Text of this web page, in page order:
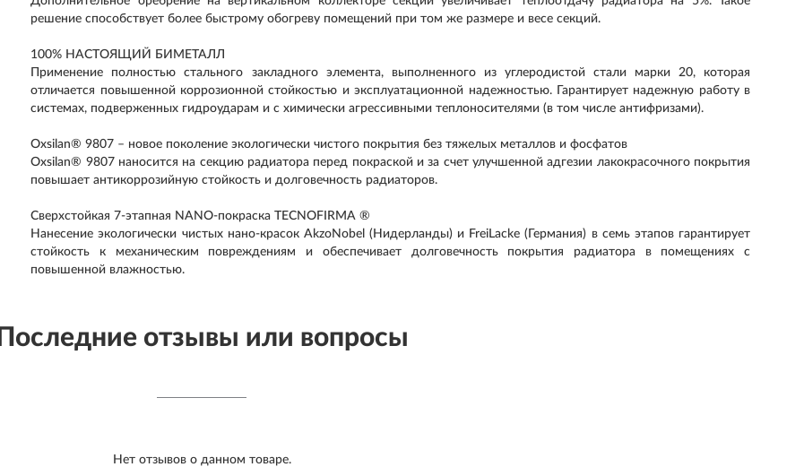
решение способствует более быстрому обогреву помещений при том же размере и весе секций.
100% НАСТОЯЩИЙ БИМЕТАЛЛ
Применение полностью стального закладного элемента, выполненного из углеродистой стали марки 20, которая
отличается повышенной коррозионной стойкостью и эксплуатационной надежностью. Гарантирует надежную работу в
системах, подверженных гидроударам и с химически агрессивными теплоносителями (в том числе антифризами).
Oxsilan® 9807 – новое поколение экологически чистого покрытия без тяжелых металлов и фосфатов
Oxsilan® 9807 наносится на секцию радиатора перед покраской и за счет улучшенной адгезии лакокрасочного покрытия
повышает антикоррозийную стойкость и долговечность радиаторов.
Сверхстойкая 7-этапная NANO-покраска TECNOFIRMA ®
Нанесение экологически чистых нано-красок AkzoNobel (Нидерланды) и FreiLacke (Германия) в семь этапов гарантирует
стойкость к механическим повреждениям и обеспечивает долговечность покрытия радиатора в помещениях с
повышенной влажностью.
Последние отзывы или вопросы
Нет отзывов о данном товаре.